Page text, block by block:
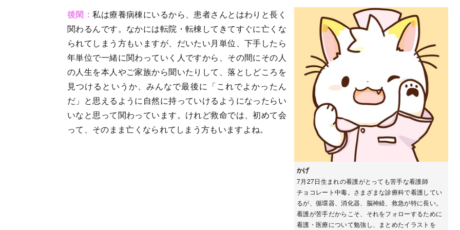
かげ
7月27日生まれの看護がとっても苦手な看護師
チョコレート中毒。さまざまな診療科で看護してい
るが、循環器、消化器、脳神経、救急が特に長い。
看護が苦手だからこそ、それをフォローするために
看護・医療について勉強し、まとめたイラストを
後閑：私は療養病棟にいるから、患者さんとはわりと長く
関わるんです。なかには転院・転棟してきてすぐに亡くな
られてしまう方もいますが、だいたい月単位、下手したら
年単位で一緒に関わっていく人ですから、その間にその人
の人生を本人やご家族から聞いたりして、落としどころを
見つけるというか、みんなで最後に「これでよかったん
だ」と思えるように自然に持っていけるようになったらい
いなと思って関わっています。けれど救命では、初めて会
って、そのまま亡くなられてしまう方もいますよね。